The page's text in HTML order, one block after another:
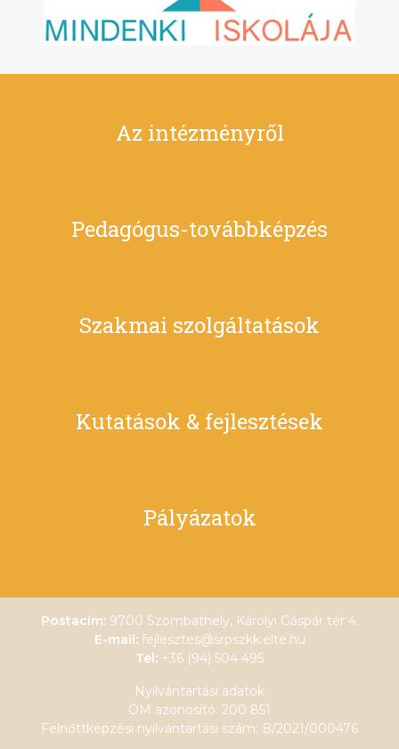
Az intézményről
Pedagógus-továbbképzés
Szakmai szolgáltatások
Kutatások & fejlesztések
Pályázatok
Postacím: 9700 Szombathely, Károlyi Gáspár tér 4.
E-mail: fejlesztes@srpszkk.elte.hu
Tel: +36 (94) 504 495
Nyilvántartási adatok
OM azonosító: 200 851
Felnőttképzési nyilvántartási szám: B/2021/000476